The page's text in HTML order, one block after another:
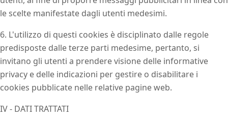
le scelte manifestate dagli utenti medesimi.
6. L'utilizzo di questi cookies è disciplinato dalle regole
predisposte dalle terze parti medesime, pertanto, si
invitano gli utenti a prendere visione delle informative
privacy e delle indicazioni per gestire o disabilitare i
cookies pubblicate nelle relative pagine web.
IV - DATI TRATTATI